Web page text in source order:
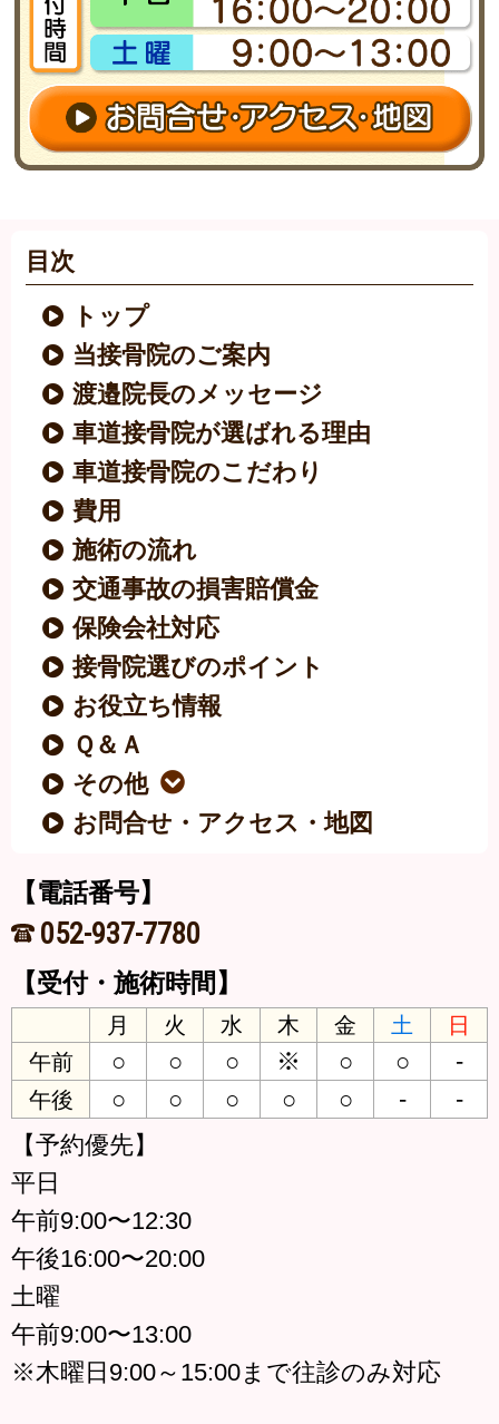
目次
トップ
当接骨院のご案内
渡邉院長のメッセージ
車道接骨院が選ばれる理由
車道接骨院のこだわり
費用
施術の流れ
交通事故の損害賠償金
保険会社対応
接骨院選びのポイント
お役立ち情報
Ｑ＆Ａ
その他
お問合せ・アクセス・地図
【電話番号】
052-937-7780
【受付・施術時間】
月 火 水 木 金 土
日
午前
○ ○ ○ ※ ○ ○ -
午後 ○ ○ ○ ○ ○ -
-
【予約優先】
平日
午前9:00〜12:30
午後16:00〜20:00
土曜
午前9:00〜13:00
※木曜日9:00～15:00まで往診のみ対応